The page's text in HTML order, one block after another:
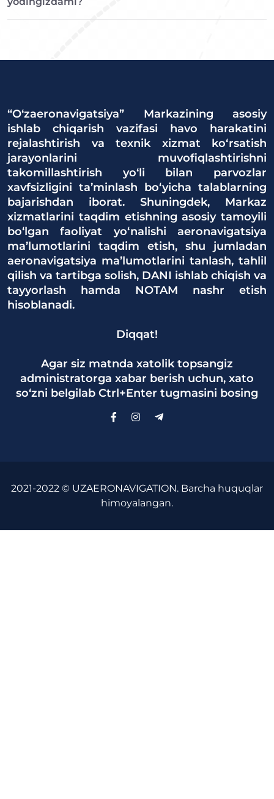
“O‘zaeronavigatsiya” Markazining asosiy
ishlab chiqarish vazifasi havo harakatini
rejalashtirish va texnik xizmat ko‘rsatish
jarayonlarini muvofiqlashtirishni
takomillashtirish yo‘li bilan parvozlar
xavfsizligini ta’minlash bo‘yicha talablarning
bajarishdan iborat. Shuningdek, Markaz
xizmatlarini taqdim etishning asosiy tamoyili
bo‘lgan faoliyat yo‘nalishi aeronavigatsiya
ma’lumotlarini taqdim etish, shu jumladan
aeronavigatsiya ma’lumotlarini tanlash, tahlil
qilish va tartibga solish, DANI ishlab chiqish va
tayyorlash hamda NOTAM nashr etish
hisoblanadi.
Diqqat!
Agar siz matnda xatolik topsangiz
administratorga xabar berish uchun, xato
so‘zni belgilab Ctrl+Enter tugmasini bosing
2021-2022 © UZAERONAVIGATION. Barcha huquqlar
himoyalangan.